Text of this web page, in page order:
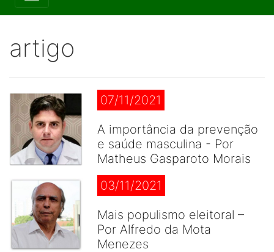
artigo
07/11/2021
A importância da prevenção
e saúde masculina - Por
Matheus Gasparoto Morais
03/11/2021
Mais populismo eleitoral –
Por Alfredo da Mota
Menezes